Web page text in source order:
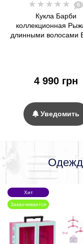
0
Кукла Барби
коллекционная
длинными волосами
4 990 грн
Уведомить
Хит
Заканчивается